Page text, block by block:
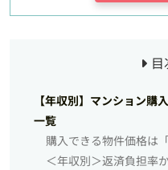
目
【年収別】マンション購
一覧
購入できる物件価格は
＜年収別＞返済負担率